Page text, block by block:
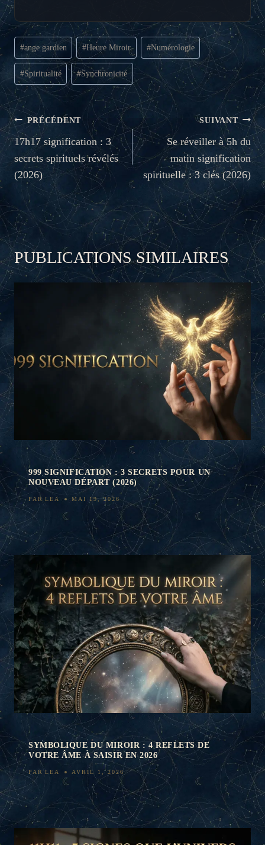
Étiquettes
de
la
publication :
#ange gardien #Heure Miroir #Numérologie
#Spiritualité #Synchronicité
NAVIGATION
DE
L’ARTICLE
PRÉCÉDENT
17h17 signification : 3
secrets spirituels révélés
(2026)
SUIVANT
Se réveiller à 5h du
matin signification
spirituelle : 3 clés (2026)
PUBLICATIONS SIMILAIRES
999 SIGNIFICATION : 3 SECRETS POUR UN
NOUVEAU DÉPART (2026)
PAR LEA MAI 19, 2026
SYMBOLIQUE DU MIROIR : 4 REFLETS DE
VOTRE ÂME À SAISIR EN 2026
PAR LEA AVRIL 1, 2026